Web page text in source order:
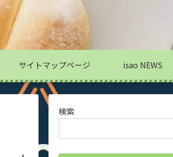
サイトマップページ isao NEWS
検索